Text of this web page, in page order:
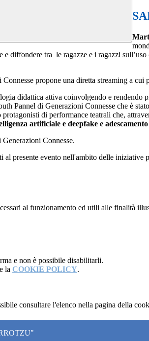
diffondere tra le ragazze e i ragazzi
propone una diretta streaming a cui
didattica attiva coinvolgendo e
Pannel di Generazioni Connesse che è
di performance teatrali che,
artificiale e deepfake e
Connesse.
al presente evento nell'ambito delle
al funzionamento ed utili alle finalità
e non è possibile disabilitarli.
la COOKIE POLICY.
consultare l'elenco nella pagina della